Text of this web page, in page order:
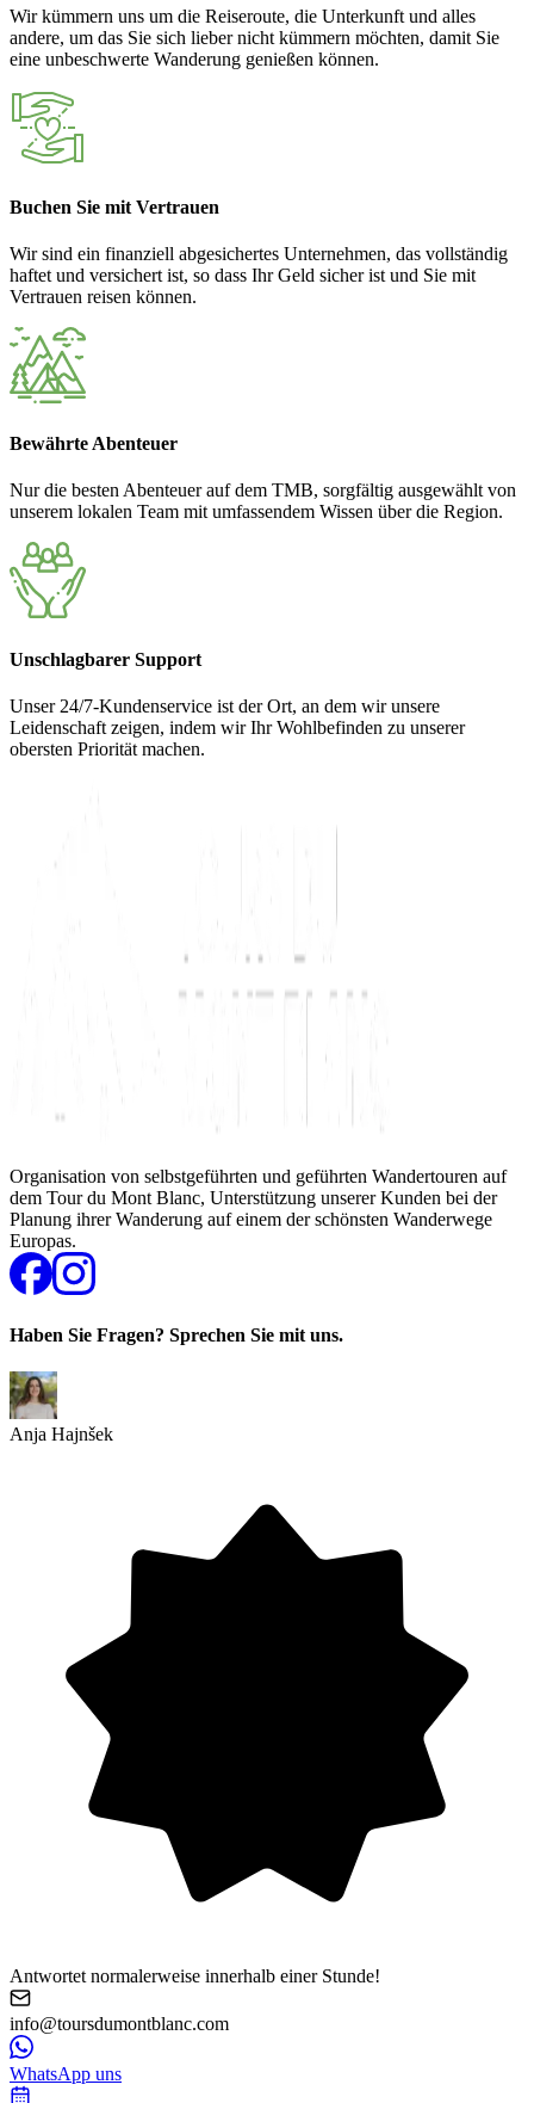
Wir kümmern uns um die Reiseroute, die Unterkunft und alles
andere, um das Sie sich lieber nicht kümmern möchten, damit Sie
eine unbeschwerte Wanderung genießen können.
Buchen Sie mit Vertrauen
Wir sind ein finanziell abgesichertes Unternehmen, das vollständig
haftet und versichert ist, so dass Ihr Geld sicher ist und Sie mit
Vertrauen reisen können.
Bewährte Abenteuer
Nur die besten Abenteuer auf dem TMB, sorgfältig ausgewählt von
unserem lokalen Team mit umfassendem Wissen über die Region.
Unschlagbarer Support
Unser 24/7-Kundenservice ist der Ort, an dem wir unsere
Leidenschaft zeigen, indem wir Ihr Wohlbefinden zu unserer
obersten Priorität machen.
Organisation von selbstgeführten und geführten Wandertouren auf
dem Tour du Mont Blanc, Unterstützung unserer Kunden bei der
Planung ihrer Wanderung auf einem der schönsten Wanderwege
Europas.
Haben Sie Fragen? Sprechen Sie mit uns.
Anja Hajnšek
Antwortet normalerweise innerhalb einer Stunde!
info@toursdumontblanc.com
WhatsApp uns